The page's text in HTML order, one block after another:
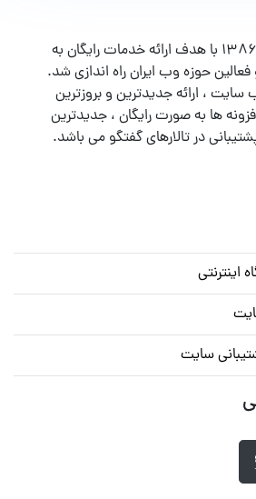
پرشین اسکریپت در سال ۱۳۸۶ با هدف ارائه خدمات رایگان به
حوزه وب ایران راه اندازی شد.
سایت ، ارائه جدیدترین و بروزترین
ها به صورت رایگان ، جدیدترین
در تالارهای گفتگو می باشد.
اینترنتی
سایت